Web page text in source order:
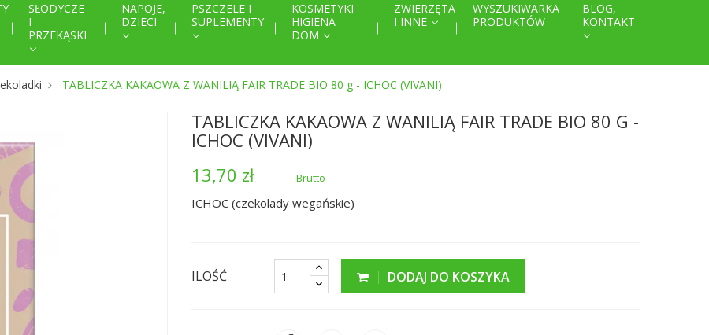
SŁODYCZE
I
PRZEKĄSKI
NAPOJE,
DZIECI
PSZCZELE I
SUPLEMENTY
KOSMETYKI
HIGIENA
DOM
ZWIERZĘTA
I INNE
WYSZUKIWARKA
PRODUKTÓW
BLOG,
KONTAKT
TABLICZKA KAKAOWA Z WANILIĄ FAIR TRADE BIO 80 g - ICHOC (VIVANI)
TABLICZKA KAKAOWA Z WANILIĄ FAIR TRADE BIO 80 G -
ICHOC (VIVANI)
13,70 zł
Brutto
ICHOC (czekolady wegańskie)
ILOŚĆ DODAJ DO KOSZYKA